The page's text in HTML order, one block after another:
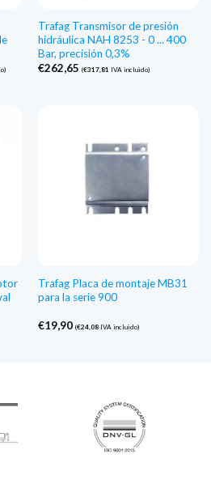
Trafag Transmisor de presión
hidráulica NAH 8253 - 0 ... 400
Bar, precisión 0,3%
€262,65 (€317,81 IVA incluido)
Trafag Placa de montaje MB31
para la serie 900
€19,90 (€24,08IVA incluido)